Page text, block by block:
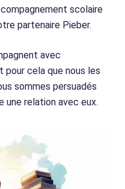
scolaire
partenaire Pieber.
avec
pour cela que nous les
sommes persuadés
une relation avec eux.